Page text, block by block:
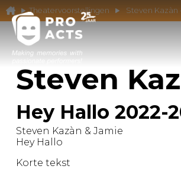
Theatervoorstellingen Steven Kazàn
Steven
Hey Hallo 2022-
Steven Kazàn & Jamie
Hey Hallo
Korte tekst